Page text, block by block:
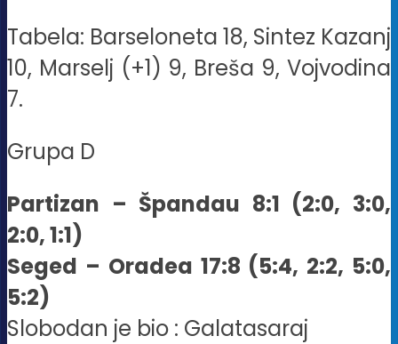
Tabela: Barseloneta 18, Sintez Kazanj
10, Marselj (+1) 9, Breša 9, Vojvodina
7.
Grupa D
Partizan – Špandau 8:1 (2:0, 3:0,
2:0, 1:1)
Seged – Oradea 17:8 (5:4, 2:2, 5:0,
5:2)
Slobodan je bio : Galatasaraj